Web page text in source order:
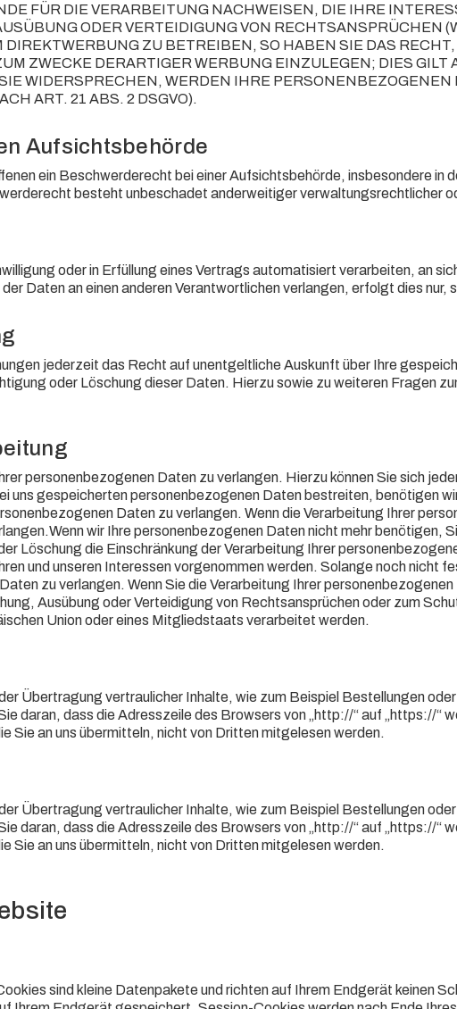
FÜR DIE VERARBEITUNG NACHWEISEN, DIE IHRE
ODER VERTEIDIGUNG VON RECHTSANSPRÜCHEN
ZU BETREIBEN, SO HABEN SIE DAS
ZWECKE DERARTIGER WERBUNG EINZULEGEN; DIES GILT
WIDERSPRECHEN, WERDEN IHRE
ART. 21 ABS. 2 DSGVO).
Aufsichts­behörde
ein Beschwerderecht bei einer Aufsichtsbehörde, insbesondere
besteht unbeschadet anderweitiger verwaltungsrechtlicher
oder in Erfüllung eines Vertrags automatisiert verarbeiten, an
Daten an einen anderen Verantwortlichen verlangen, erfolgt dies nur,
jederzeit das Recht auf unentgeltliche Auskunft über Ihre
oder Löschung dieser Daten. Hierzu sowie zu weiteren Fragen
personenbezogenen Daten zu verlangen. Hierzu können Sie sich
uns gespeicherten personenbezogenen Daten bestreiten, benötigen
Daten zu verlangen. Wenn die Verarbeitung Ihrer
wir Ihre personenbezogenen Daten nicht mehr benötigen,
Löschung die Einschränkung der Verarbeitung Ihrer
und unseren Interessen vorgenommen werden. Solange noch
zu verlangen. Wenn Sie die Verarbeitung Ihrer
Ausübung oder Verteidigung von Rechtsansprüchen oder zum
Union oder eines Mitgliedstaats verarbeitet werden.
Übertragung vertraulicher Inhalte, wie zum Beispiel Bestellungen
daran, dass die Adresszeile des Browsers von „http://“ auf „https://
Sie an uns übermitteln, nicht von Dritten mitgelesen werden.
Übertragung vertraulicher Inhalte, wie zum Beispiel Bestellungen
daran, dass die Adresszeile des Browsers von „http://“ auf „https://
Sie an uns übermitteln, nicht von Dritten mitgelesen werden.
sind kleine Datenpakete und richten auf Ihrem Endgerät keinen